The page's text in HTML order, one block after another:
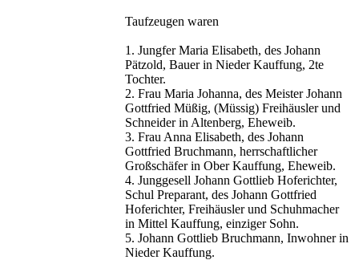
Taufzeugen waren
1. Jungfer Maria Elisabeth, des Johann
Pätzold, Bauer in Nieder Kauffung, 2te
Tochter.
2. Frau Maria Johanna, des Meister Johann
Gottfried Müßig, (Müssig) Freihäusler und
Schneider in Altenberg, Eheweib.
3. Frau Anna Elisabeth, des Johann
Gottfried Bruchmann, herrschaftlicher
Großschäfer in Ober Kauffung, Eheweib.
4. Junggesell Johann Gottlieb Hoferichter,
Schul Preparant, des Johann Gottfried
Hoferichter, Freihäusler und Schuhmacher
in Mittel Kauffung, einziger Sohn.
5. Johann Gottlieb Bruchmann, Inwohner in
Nieder Kauffung.